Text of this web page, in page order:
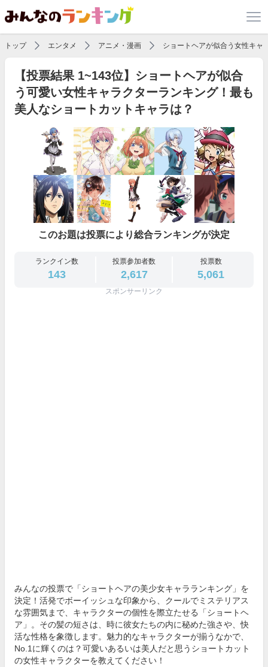
トップ エンタメ アニメ・漫画 ショートヘアが似合う女性キャ
【投票結果 1~143位】ショートヘアが似合
う可愛い女性キャラクターランキング！最も
美人なショートカットキャラは？
このお題は投票により総合ランキングが決定
ランクイン数
143
投票参加者数
2,617
投票数
5,061
スポンサーリンク
みんなの投票で「ショートヘアの美少女キャラランキング」を
決定！活発でボーイッシュな印象から、クールでミステリアス
な雰囲気まで、キャラクターの個性を際立たせる「ショートヘ
ア」。その髪の短さは、時に彼女たちの内に秘めた強さや、快
活な性格を象徴します。魅力的なキャラクターが揃うなかで、
No.1に輝くのは？可愛いあるいは美人だと思うショートカット
の女性キャラクターを教えてください！